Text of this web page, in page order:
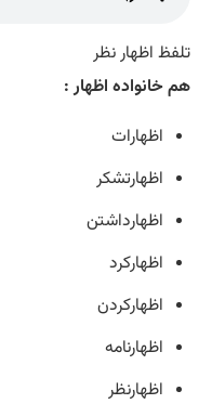
تلفظ اظهار نظر
هم خانواده اظهار :
اظهارات
اظهارتشکر
اظهارداشتن
اظهارکرد
اظهارکردن
اظهارنامه
اظهارنظر